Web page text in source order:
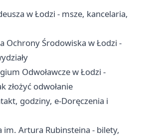
w Łodzi - msze, kancelaria,
Ochrony Środowiska w Łodzi -
Odwoławcze w Łodzi -
złożyć odwołanie
godziny, e-Doręczenia i
im. Artura Rubinsteina - bilety,